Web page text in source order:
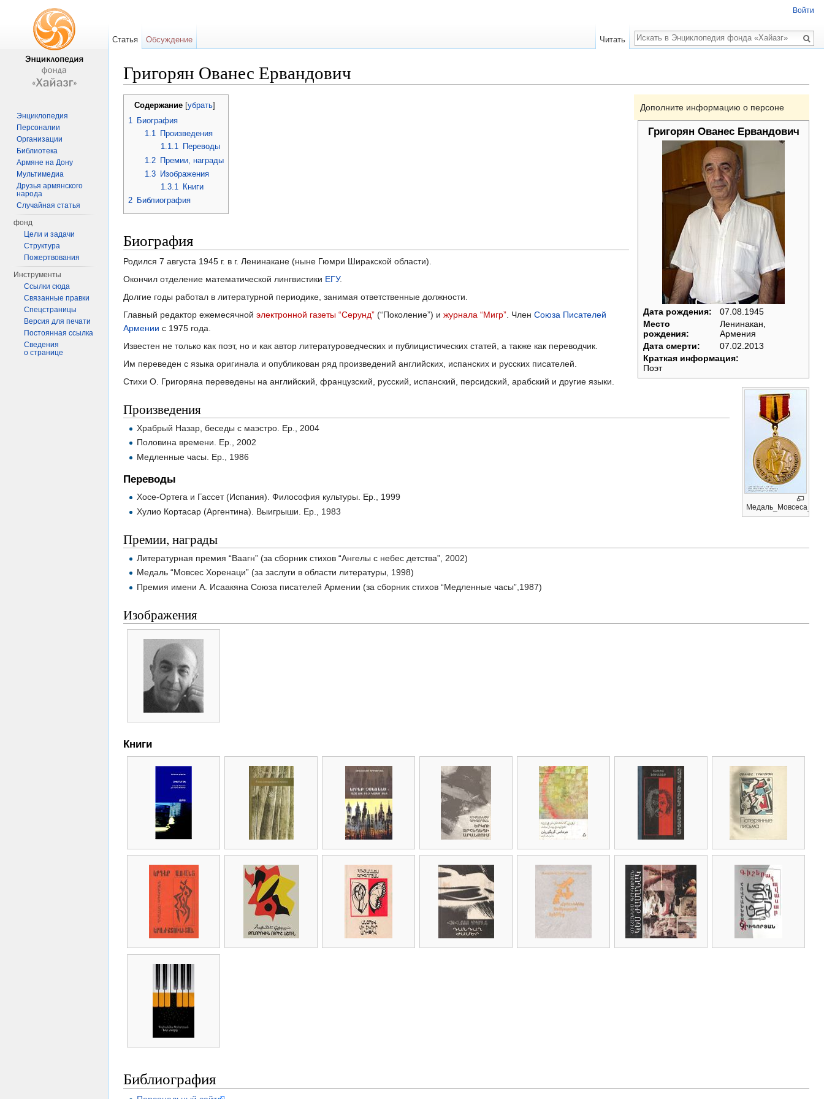
Григорян Ованес Ервандович
Дополните информацию о персоне
Григорян Ованес Ервандович
Дата рождения:
07.08.1945
Место
рождения:
Ленинакан,
Армения
Дата смерти:
07.02.2013
Краткая информация:
Поэт
Содержание убрать
1 Биография
1.1
Произведения
1.1.1 Переводы
1.2
Премии, награды
1.3
Изображения
1.3.1 Книги
2 Библиография
Биография
Родился 7 августа 1945 г. в г. Ленинакане (ныне Гюмри Ширакской области).
Окончил отделение математической лингвистики ЕГУ.
Долгие годы работал в литературной периодике, занимая ответственные должности.
Главный редактор ежемесячной электронной газеты “Серунд” (“Поколение”) и журнала “Мигр” . Член Союза Писателей
Армении с 1975 года.
Известен не только как поэт, но и как автор литературоведческих и публицистических статей, а также как переводчик.
Им переведен с языка оригинала и опубликован ряд произведений английских, испанских и русских писателей.
Стихи О. Григоряна переведены на английский, французский, русский, испанский, персидский, арабский и другие языки.
Произведения
Храбрый Назар, беседы с маэстро. Ер., 2004
Половина времени. Ер., 2002
Медленные часы. Ер., 1986
Переводы
Хосе-Ортега и Гассет (Испания). Философия культуры. Ер., 1999
Хулио Кортасар (Аргентина). Выигрыши. Ер., 1983
Премии, награды
Литературная премия “Ваагн” (за сборник стихов “Ангелы с небес детства”, 2002)
Медаль “Мовсес Хоренаци” (за заслуги в области литературы, 1998)
Премия имени А. Исаакяна Союза писателей Армении (за сборник стихов “Медленные часы”,1987)
Изображения
Книги
Библиография
Войти
Статья Обсуждение Читать
Поиск
Энциклопедия
Персоналии
Организации
Библиотека
Армяне на Дону
Мультимедиа
Друзья армянского
народа
Случайная статья
фонд
Цели и задачи
Структура
Пожертвования
Инструменты
Ссылки сюда
Связанные правки
Спецстраницы
Версия для печати
Постоянная ссылка
Сведения
о странице